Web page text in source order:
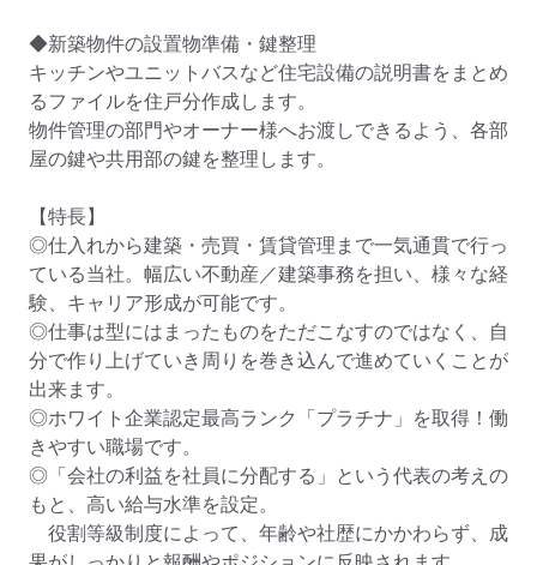
◆新築物件の設置物準備・鍵整理
キッチンやユニットバスなど住宅設備の説明書をまとめ
るファイルを住戸分作成します。
物件管理の部門やオーナー様へお渡しできるよう、各部
屋の鍵や共用部の鍵を整理します。
【特長】
◎仕入れから建築・売買・賃貸管理まで一気通貫で行っ
ている当社。幅広い不動産／建築事務を担い、様々な経
験、キャリア形成が可能です。
◎仕事は型にはまったものをただこなすのではなく、自
分で作り上げていき周りを巻き込んで進めていくことが
出来ます。
◎ホワイト企業認定最高ランク「プラチナ」を取得！働
きやすい職場です。
◎「会社の利益を社員に分配する」という代表の考えの
もと、高い給与水準を設定。
役割等級制度によって、年齢や社歴にかかわらず、成